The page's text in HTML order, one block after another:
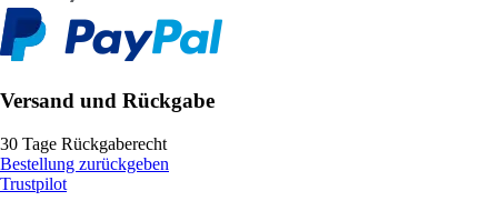
Versand und Rückgabe
30 Tage Rückgaberecht
Bestellung zurückgeben
Trustpilot